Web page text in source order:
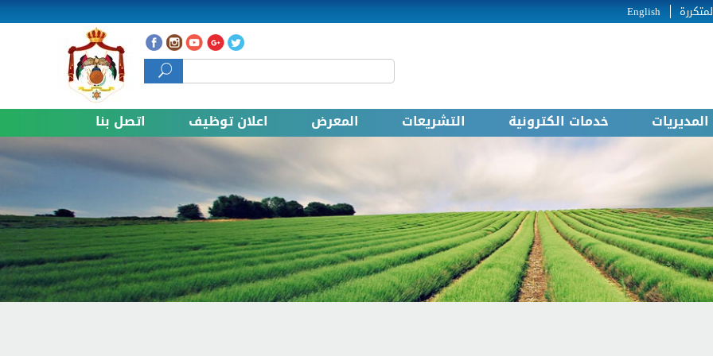
English
المديريات خدمات الكترونية التشريعات المعرض اعلان توظيف اتصل بنا